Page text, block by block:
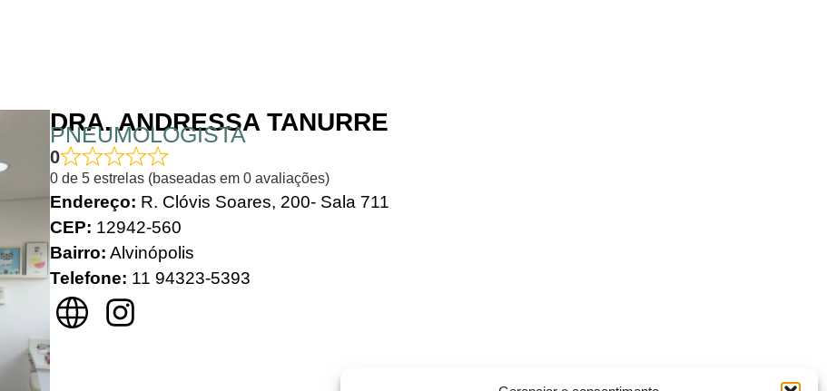
DRA. ANDRESSA TANURRE
PNEUMOLOGISTA
0
0 de 5 estrelas (baseadas em 0 avaliações)
Endereço: R. Clóvis Soares, 200- Sala 711
CEP: 12942-560
Bairro: Alvinópolis
Telefone: 11 94323-5393